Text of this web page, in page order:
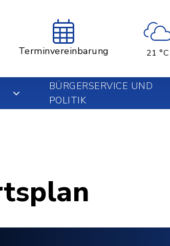
Terminvereinbarung 21 °C
BÜRGERSERVICE UND
POLITIK